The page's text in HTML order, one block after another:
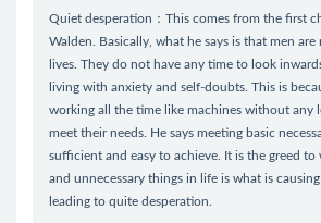
Quiet desperation：This comes from the first
Walden. Basically, what he says is that men
lives. They do not have any time to look
living with anxiety and self-doubts. This is
working all the time like machines without any
meet their needs. He says meeting basic
sufficient and easy to achieve. It is the greed
and unnecessary things in life is what is
leading to quite desperation.